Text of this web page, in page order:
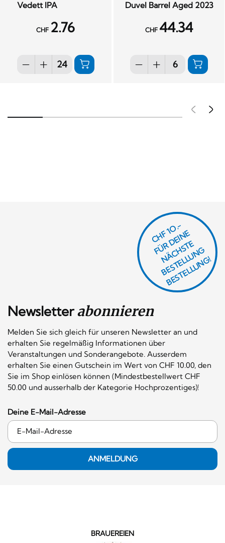
Vedett IPA
CHF 2.76
Duvel Barrel Aged 2023
CHF 44.34
Newsletterabonnieren
Melden Sie sich gleich für unseren Newsletter an und
erhalten Sie regelmäßig Informationen über
Veranstaltungen und Sonderangebote. Ausserdem
erhalten Sie einen Gutschein im Wert von CHF 10.00, den
Sie im Shop einlösen können (Mindestbestellwert CHF
50.00 und ausserhalb der Kategorie Hochprozentiges)!
CHF 1O.-
F
Ü
R
D
EI
N
E
N
Ä
C
H
S
T
E
B
E
S
T
E
L
L
U
N
G
B
E
S
T
E
L
L
U
N
G!
Deine E-Mail-Adresse
ANMELDUNG
BRAUEREIEN